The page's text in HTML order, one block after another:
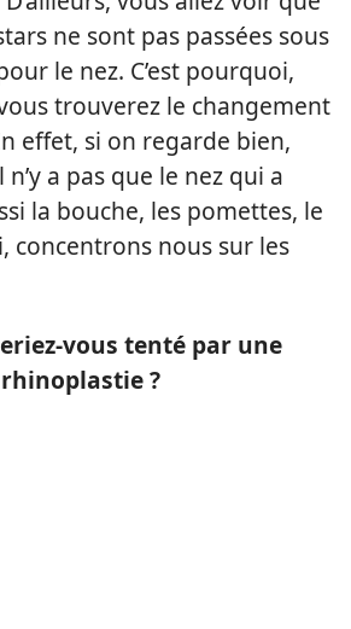
ne sont pas passées sous
le nez. C’est pourquoi,
trouverez le changement
effet, si on regarde bien,
a pas que le nez qui a
la bouche, les pomettes, le
concentrons nous sur les
vous tenté par une
rhinoplastie ?